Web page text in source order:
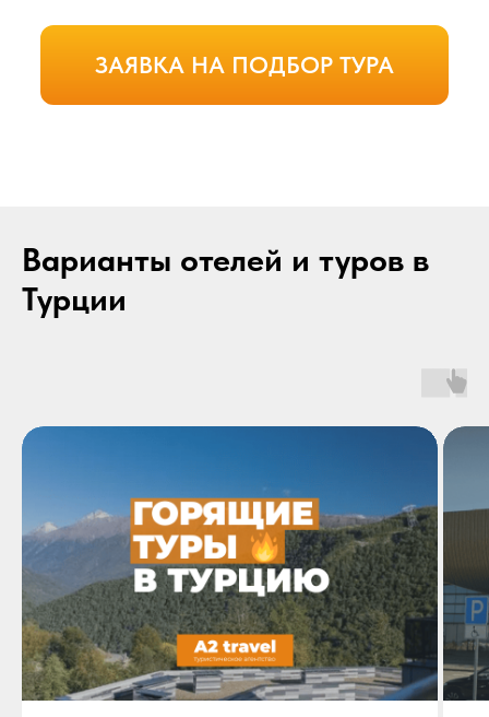
ЗАЯВКА НА ПОДБОР ТУРА
Варианты отелей и туров в
Турции